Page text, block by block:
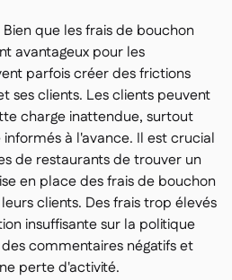
Bien que les frais de bouchon
avantageux pour les
parfois créer des frictions
ses clients. Les clients peuvent
charge inattendue, surtout
à l'avance. Il est crucial
de restaurants de trouver un
en place des frais de bouchon
clients. Des frais trop élevés
insuffisante sur la politique
commentaires négatifs et
perte d'activité.